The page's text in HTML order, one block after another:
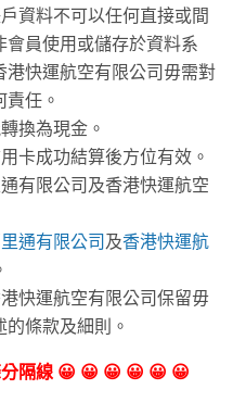
資料不可以任何直接或間
員使用或儲存於資料系
快運航空有限公司毋需對
任。
換為現金。
卡成功結算後方位有效。
有限公司及香港快運航空
通有限公司及香港快運航
快運航空有限公司保留毋
條款及細則。
隔線 😀 😀 😀 😀 😀 😀